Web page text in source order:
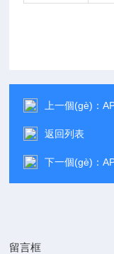
上一個(gè)：
返回列表
下一個(gè)：
留言框